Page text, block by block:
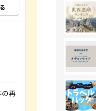
の再